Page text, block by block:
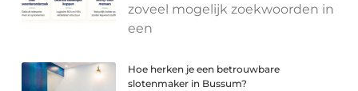
zoveel mogelijk zoekwoorden in
een
Hoe herken je een betrouwbare
slotenmaker in Bussum?